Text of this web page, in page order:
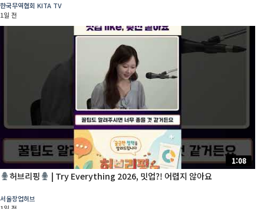
한국무역협회 KITA TV
1일 전
1:08
허브리핑 | Try Everything 2026, 밋업?! 어렵지 않아요
서울창업허브